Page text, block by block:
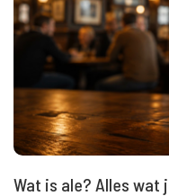
Wat is ale? Alles wat